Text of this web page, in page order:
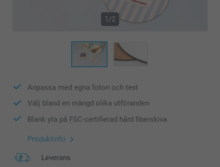
1/2
Anpassa med egna foton och text
Välj bland en mängd olika utföranden
Blank yta på FSC-certifierad hård fiberskiva
Produktinfo
Leverans